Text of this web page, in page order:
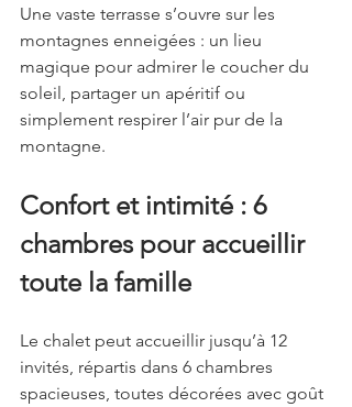
Une vaste terrasse s’ouvre sur les
montagnes enneigées : un lieu
magique pour admirer le coucher du
soleil, partager un apéritif ou
simplement respirer l’air pur de la
montagne.
Confort et intimité : 6
chambres pour accueillir
toute la famille
Le chalet peut accueillir jusqu’à 12
invités, répartis dans 6 chambres
spacieuses, toutes décorées avec goût